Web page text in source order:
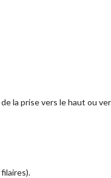
la prise vers le haut ou